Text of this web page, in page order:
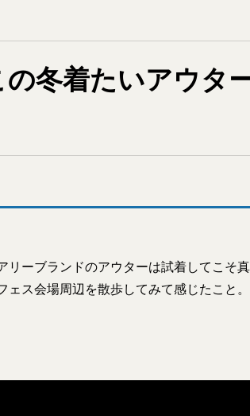
冬着たいアウタ
リーブランドのアウターは試着してこそ
ェス会場周辺を散歩してみて感じたこと。